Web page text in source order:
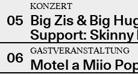
05
KONZERT
Big Zis & Big
Support: Skinny
06
GASTVERANSTALTUNG
Motel a Miio